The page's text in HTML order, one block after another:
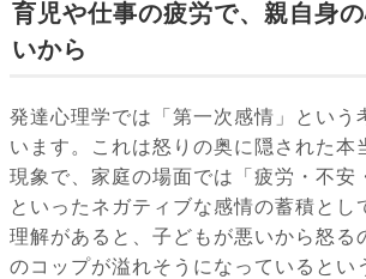
育児や仕事の疲労で、親自身
いから
発達心理学では「第一次感情」という
います。これは怒りの奥に隠された本
現象で、家庭の場面では「疲労・不安
といったネガティブな感情の蓄積とし
理解があると、子どもが悪いから怒る
のコップが溢れそうになっているとい